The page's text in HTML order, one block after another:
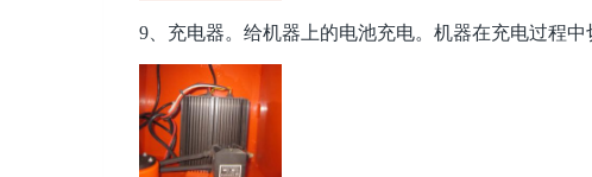
9、充电器。给机器上的电池充电。机器在充电过程中